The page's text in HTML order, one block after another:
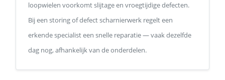
loopwielen voorkomt slijtage en vroegtijdige defecten.
Bij een storing of defect scharnierwerk regelt een
erkende specialist een snelle reparatie — vaak dezelfde
dag nog, afhankelijk van de onderdelen.